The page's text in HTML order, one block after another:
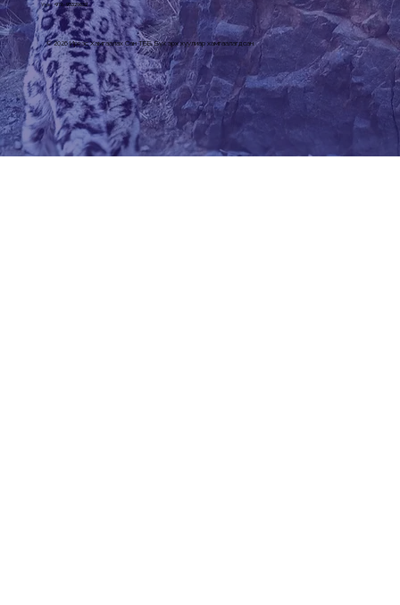
Утас: +976-93329632
© 2026 Ирвэс Хамгаалах Сан ТББ. Бүх эрх хуулиар хамгаалагдсан.